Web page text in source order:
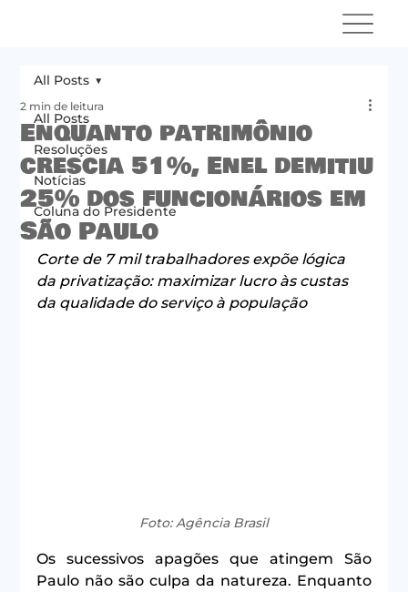
All Posts
Resoluções
Notícias
Coluna do Presidente
All Posts
Enquanto patrimônio
crescia 51%, Enel demitiu
25% dos funcionários em
São Paulo
2 min de leitura
Corte de 7 mil trabalhadores expõe lógica
da privatização: maximizar lucro às custas
da qualidade do serviço à população
Foto: Agência Brasil
Os sucessivos apagões que atingem São
Paulo não são culpa da natureza. Enquanto